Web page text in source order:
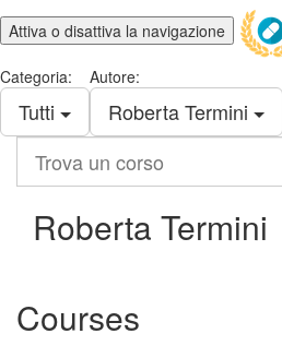
Attiva o disattiva la navigazione
Categoria:
Tutti
Autore:
Roberta Termini
corso
Roberta Termini
Courses